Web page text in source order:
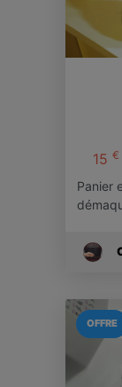
15 €
Panier
OFFRE